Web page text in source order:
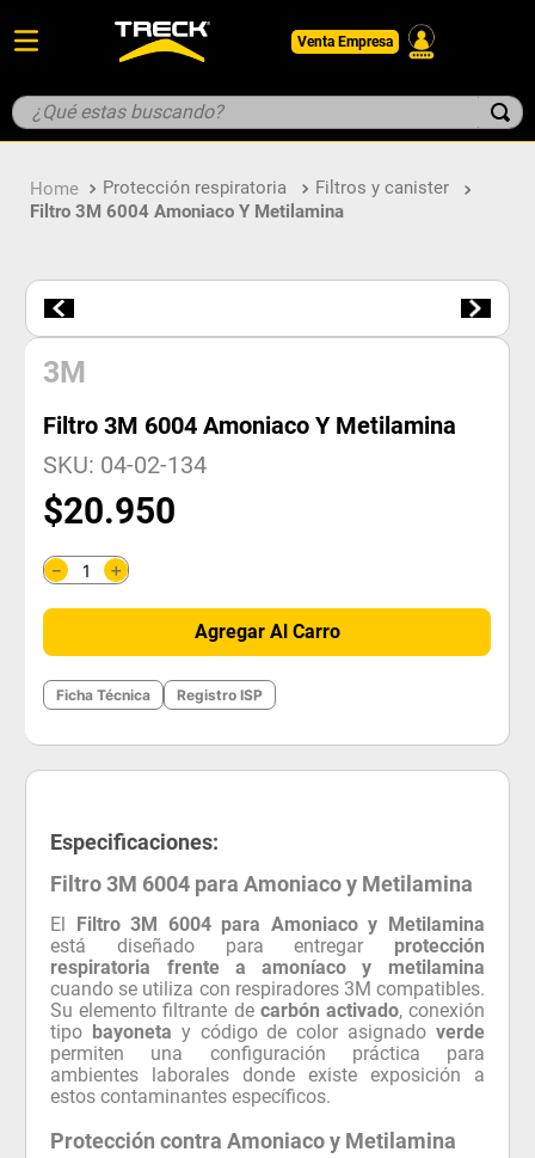
Venta Empresa
¿Qué estas buscando?
Protección respiratoria
Filtros y canister
Filtro 3M 6004 Amoniaco Y Metilamina
3M
Filtro 3M 6004 Amoniaco Y Metilamina
SKU: 04-02-134
$20.950
＋
－
Agregar Al Carro
Ficha Técnica Registro ISP
Especificaciones:
Filtro 3M 6004 para Amoniaco y Metilamina
El Filtro 3M 6004 para Amoniaco y Metilamina
está diseñado para entregar protección
respiratoria frente a amoníaco y metilamina
cuando se utiliza con respiradores 3M compatibles.
Su elemento filtrante de carbón activado, conexión
tipo bayoneta y código de color asignado verde
permiten una configuración práctica para
ambientes laborales donde existe exposición a
estos contaminantes específicos.
Protección contra Amoniaco y Metilamina
1. botin